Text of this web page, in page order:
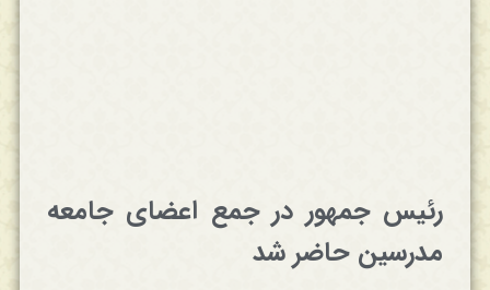
رئیس جمهور در جمع اعضای جامعه
مدرسین حاضر شد